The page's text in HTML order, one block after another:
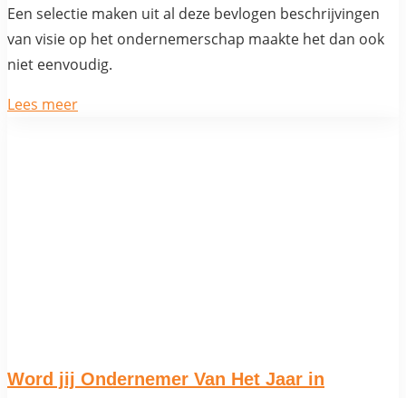
Een selectie maken uit al deze bevlogen beschrijvingen
van visie op het ondernemerschap maakte het dan ook
niet eenvoudig.
Lees meer
Word jij Ondernemer Van Het Jaar in